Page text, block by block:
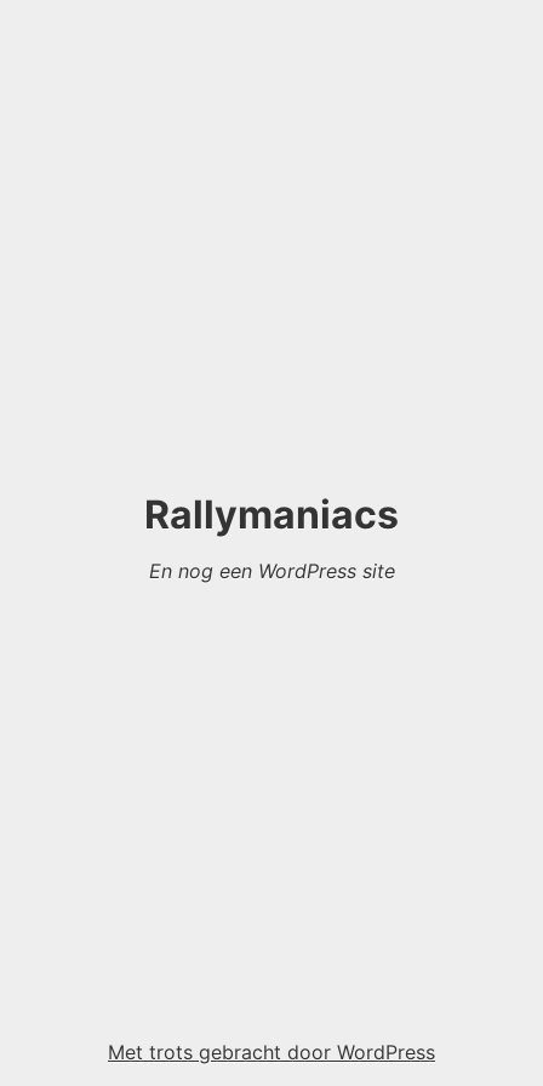
Rallymaniacs
En nog een WordPress site
Met trots gebracht door WordPress